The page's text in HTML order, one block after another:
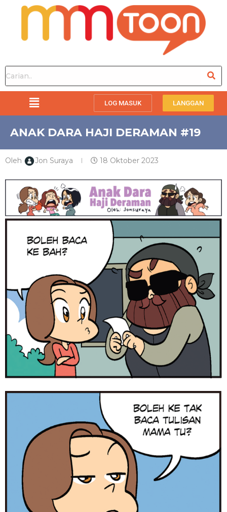
LOG MASUK LANGGAN
ANAK DARA HAJI DERAMAN #19
Oleh Jon Suraya 18 Oktober 2023